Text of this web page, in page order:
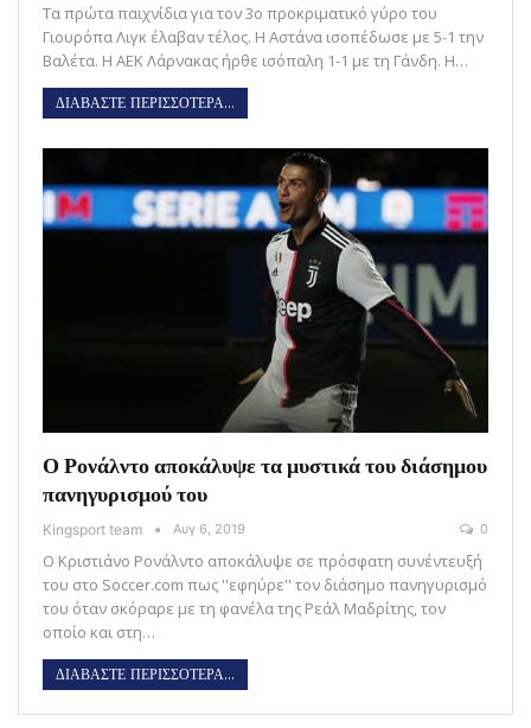
Τα πρώτα παιχνίδια για τον 3ο προκριματικό γύρο του
Γιουρόπα Λιγκ έλαβαν τέλος. Η Αστάνα ισοπέδωσε με 5-1 την
Βαλέτα. Η ΑΕΚ Λάρνακας ήρθε ισόπαλη 1-1 με τη Γάνδη. Η…
ΔΙΑΒΑΣΤΕ ΠΕΡΙΣΣΟΤΕΡΑ...
Ο Ρονάλντο αποκάλυψε τα μυστικά του διάσημου
πανηγυρισμού του
Kingsport team Αυγ 6, 2019 0
Ο Κριστιάνο Ρονάλντο αποκάλυψε σε πρόσφατη συνέντευξή
του στο Soccer.com πως ''εφηύρε'' τον διάσημο πανηγυρισμό
του όταν σκόραρε με τη φανέλα της Ρεάλ Μαδρίτης, τον
οποίο και στη…
ΔΙΑΒΑΣΤΕ ΠΕΡΙΣΣΟΤΕΡΑ...